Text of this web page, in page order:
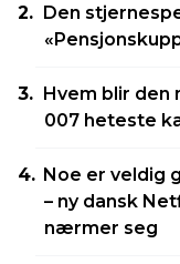
Den
Hvem blir den
007 heteste
Noe er veldig
– ny dansk
nærmer seg